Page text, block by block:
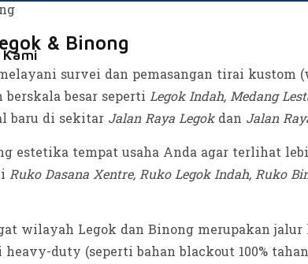
& Binong
survei dan pemasangan tirai kustom
besar seperti Legok Indah, Medang
baru di sekitar Jalan Raya Legokdan Jalan
estetika tempat usaha Anda agar terlihat
Ruko Dasana Xentre, Ruko Legok Indah, Ruko
wilayah Legok dan Binong merupakan
duty (seperti bahan blackout 100%